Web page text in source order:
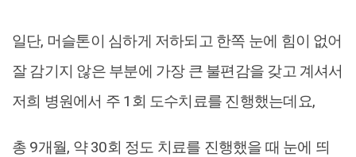
일단, 머슬톤이 심하게 저하되고 한쪽 눈에 힘이 없어
잘 감기지 않은 부분에 가장 큰 불편감을 갖고 계셔서
저희 병원에서 주 1회 도수치료를 진행했는데요,
총 9개월, 약 30회 정도 치료를 진행했을 때 눈에 띄